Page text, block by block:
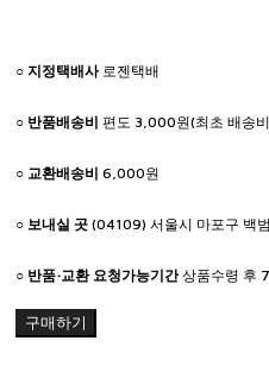
○ 지정택배사 로젠택배
○ 반품배송비 편도 3,000원(최초 배송
○ 교환배송비 6,000원
○ 보내실 곳 (04109) 서울시 마포구 백
○ 반품·교환 요청가능기간상품수령 후
구매하기